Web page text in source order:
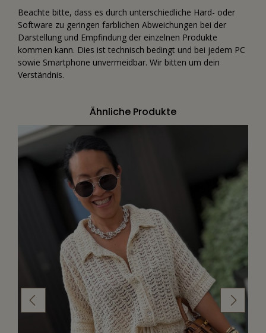
Beachte bitte, dass es durch unterschiedliche Hard- oder
Software zu geringen farblichen Abweichungen bei der
Darstellung und Empfindung der einzelnen Produkte
kommen kann. Dies ist technisch bedingt und bei jedem PC
sowie Smartphone unvermeidbar. Wir bitten um dein
Verständnis.
Ähnliche Produkte